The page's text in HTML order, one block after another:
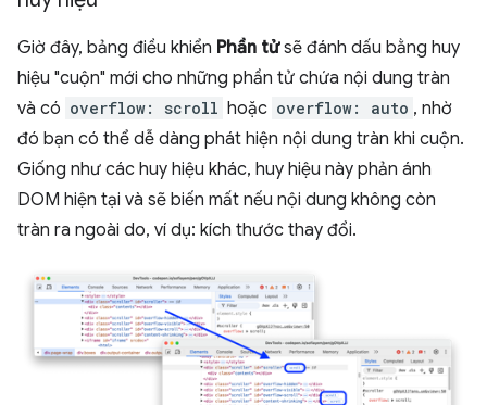
Giờ đây, bảng điều khiển Phần tửsẽ đánh dấu bằng huy
hiệu "cuộn" mới cho những phần tử chứa nội dung tràn
và có overflow: scroll hoặc overflow: auto , nhờ
đó bạn có thể dễ dàng phát hiện nội dung tràn khi cuộn.
Giống như các huy hiệu khác, huy hiệu này phản ánh
DOM hiện tại và sẽ biến mất nếu nội dung không còn
tràn ra ngoài do, ví dụ: kích thước thay đổi.